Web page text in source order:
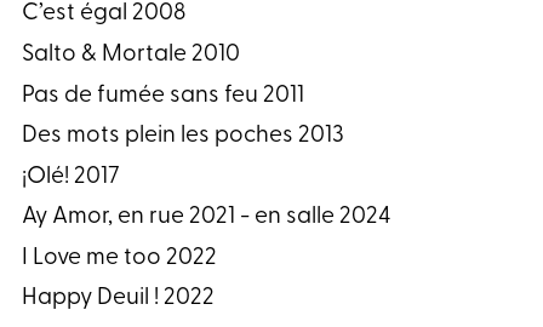
C’est égal 2008
Salto & Mortale 2010
Pas de fumée sans feu 2011
Des mots plein les poches 2013
¡Olé! 2017
Ay Amor, en rue 2021 - en salle 2024
I Love me too 2022
Happy Deuil ! 2022